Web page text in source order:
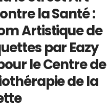
la Santé :
Artistique de
par Eazy
le Centre de
de la